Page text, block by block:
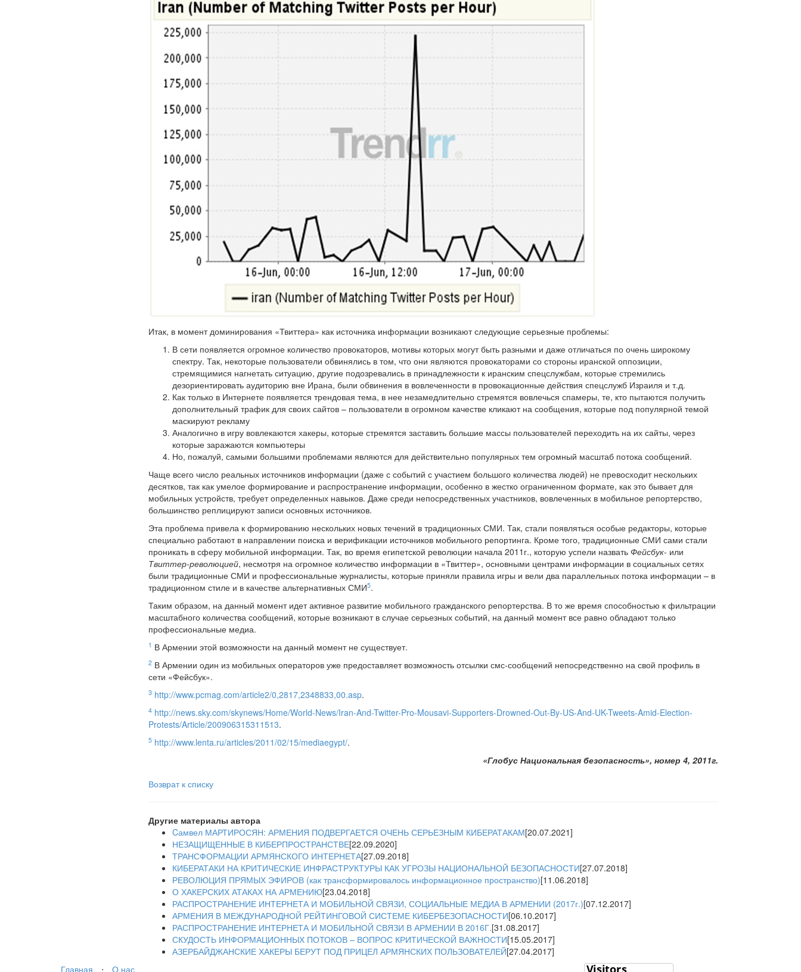
Итак, в момент доминирования «Твиттера» как источника информации возникают следующие серьезные проблемы:
В сети появляется огромное количество провокаторов, мотивы которых могут быть разными и даже отличаться по очень широкому
спектру. Так, некоторые пользователи обвинялись в том, что они являются провокаторами со стороны иранской оппозиции,
стремящимися нагнетать ситуацию, другие подозревались в принадлежности к иранским спецслужбам, которые стремились
дезориентировать аудиторию вне Ирана, были обвинения в вовлеченности в провокационные действия спецслужб Израиля и т.д.
Как только в Интернете появляется трендовая тема, в нее незамедлительно стремятся вовлечься спамеры, те, кто пытаются получить
дополнительный трафик для своих сайтов – пользователи в огромном качестве кликают на сообщения, которые под популярной темой
маскируют рекламу
Аналогично в игру вовлекаются хакеры, которые стремятся заставить большие массы пользователей переходить на их сайты, через
которые заражаются компьютеры
Но, пожалуй, самыми большими проблемами являются для действительно популярных тем огромный масштаб потока сообщений.
Чаще всего число реальных источников информации (даже с событий с участием большого количества людей) не превосходит нескольких
десятков, так как умелое формирование и распространение информации, особенно в жестко ограниченном формате, как это бывает для
мобильных устройств, требует определенных навыков. Даже среди непосредственных участников, вовлеченных в мобильное репортерство,
большинство реплицируют записи основных источников.
Эта проблема привела к формированию нескольких новых течений в традиционных СМИ. Так, стали появляться особые редакторы, которые
специально работают в направлении поиска и верификации источников мобильного репортинга. Кроме того, традиционные СМИ сами стали
проникать в сферу мобильной информации. Так, во время египетской революции начала 2011г., которую успели назвать Фейсбук- или
Твиттер-революцией, несмотря на огромное количество информации в «Твиттер», основными центрами информации в социальных сетях
были традиционные СМИ и профессиональные журналисты, которые приняли правила игры и вели два параллельных потока информации – в
традиционном стиле и в качестве альтернативных СМИ5.
Таким образом, на данный момент идет активное развитие мобильного гражданского репортерства. В то же время способностью к фильтрации
масштабного количества сообщений, которые возникают в случае серьезных событий, на данный момент все равно обладают только
профессиональные медиа.
1 В Армении этой возможности на данный момент не существует.
2 В Армении один из мобильных операторов уже предоставляет возможность отсылки смс-сообщений непосредственно на свой профиль в
сети «Фейсбук».
3 http://www.pcmag.com/article2/0,2817,2348833,00.asp.
4 http://news.sky.com/skynews/Home/World-News/Iran-And-Twitter-Pro-Mousavi-Supporters-Drowned-Out-By-US-And-UK-Tweets-Amid-Election-
Protests/Article/200906315311513.
5 http://www.lenta.ru/articles/2011/02/15/mediaegypt/.
«Глобус Национальная безопасность», номер 4, 2011г.
Возврат к списку
Другие материалы автора
Cамвел МАРТИРОСЯН: АРМЕНИЯ ПОДВЕРГАЕТСЯ ОЧЕНЬ СЕРЬЕЗНЫМ КИБЕРАТАКАМ[20.07.2021]
НЕЗАЩИЩЕННЫЕ В КИБЕРПРОСТРАНСТВЕ[22.09.2020]
ТРАНСФОРМАЦИИ АРМЯНСКОГО ИНТЕРНЕТА[27.09.2018]
КИБЕРАТАКИ НА КРИТИЧЕСКИЕ ИНФРАСТРУКТУРЫ КАК УГРОЗЫ НАЦИОНАЛЬНОЙ БЕЗОПАСНОСТИ[27.07.2018]
РЕВОЛЮЦИЯ ПРЯМЫХ ЭФИРОВ (как трансформировалось информационное пространство)[11.06.2018]
О ХАКЕРСКИХ АТАКАХ НА АРМЕНИЮ[23.04.2018]
РАСПРОСТРАНЕНИЕ ИНТЕРНЕТА И МОБИЛЬНОЙ СВЯЗИ, СОЦИАЛЬНЫЕ МЕДИА В АРМЕНИИ (2017г.)[07.12.2017]
АРМЕНИЯ В МЕЖДУНАРОДНОЙ РЕЙТИНГОВОЙ СИСТЕМЕ КИБЕРБЕЗОПАСНОСТИ[06.10.2017]
РАСПРОСТРАНЕНИЕ ИНТЕРНЕТА И МОБИЛЬНОЙ СВЯЗИ В АРМЕНИИ В 2016Г.[31.08.2017]
СКУДОСТЬ ИНФОРМАЦИОННЫХ ПОТОКОВ – ВОПРОС КРИТИЧЕСКОЙ ВАЖНОСТИ[15.05.2017]
АЗЕРБАЙДЖАНСКИЕ ХАКЕРЫ БЕРУТ ПОД ПРИЦЕЛ АРМЯНСКИХ ПОЛЬЗОВАТЕЛЕЙ[27.04.2017]
Главная
⋅ О нас